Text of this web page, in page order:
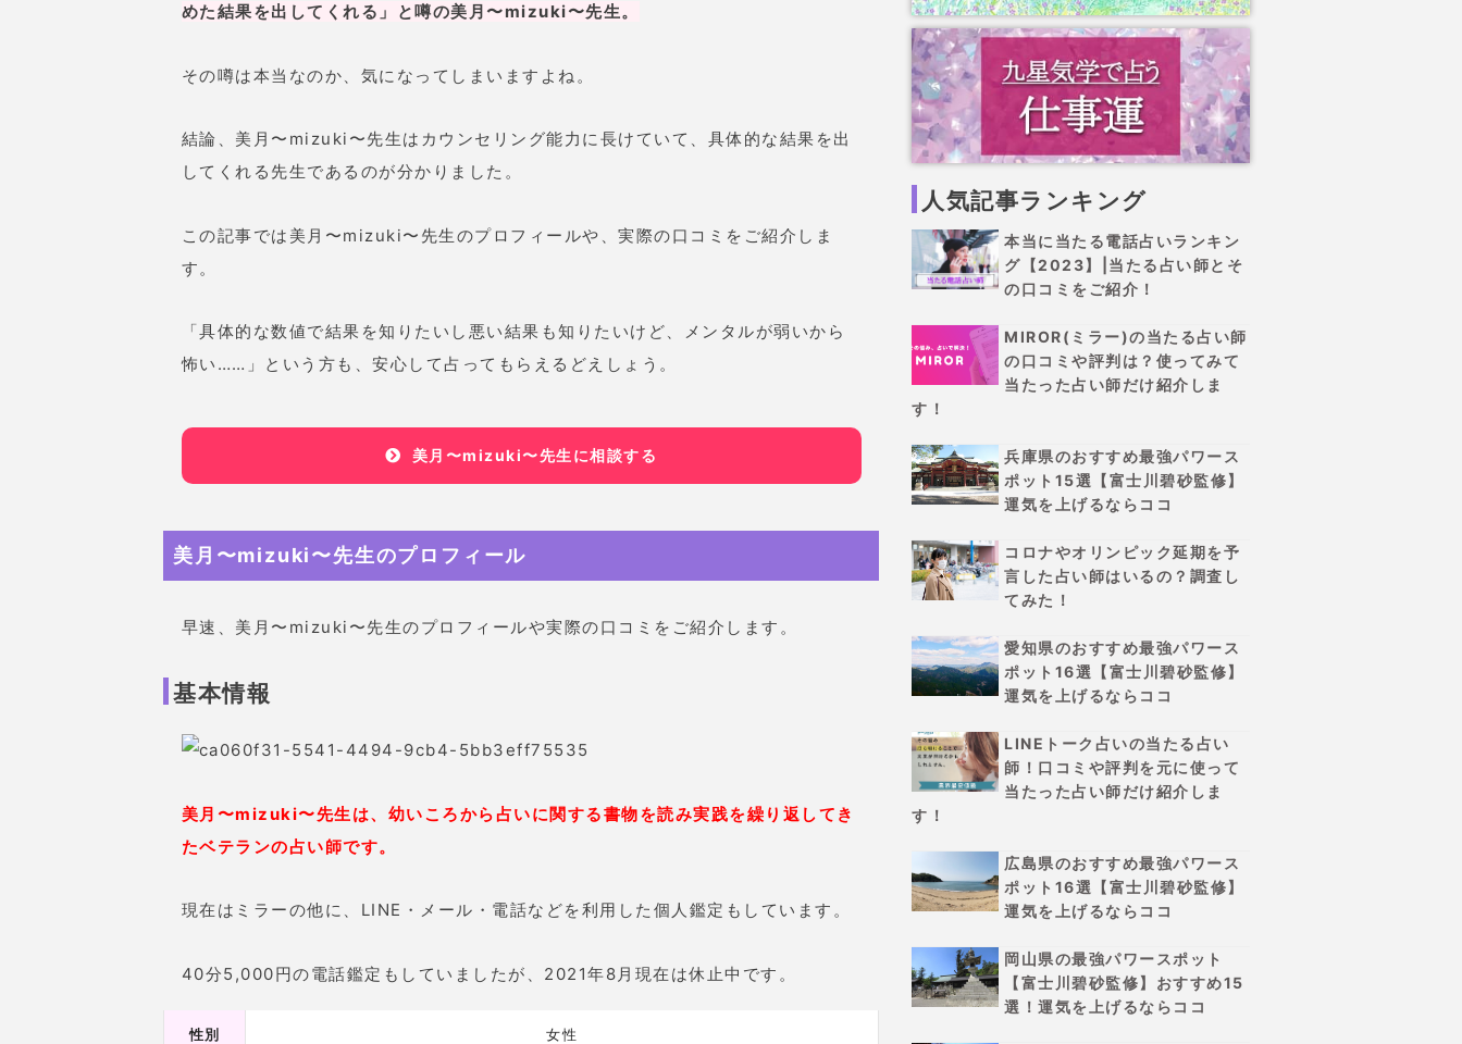
めた結果を出してくれる」と噂の美月〜mizuki〜先生。
その噂は本当なのか、気になってしまいますよね。
結論、美月〜mizuki〜先生はカウンセリング能力に長けていて、具体的な結果を出
してくれる先生であるのが分かりました。
この記事では美月〜mizuki〜先生のプロフィールや、実際の口コミをご紹介しま
す。
「具体的な数値で結果を知りたいし悪い結果も知りたいけど、メンタルが弱いから
怖い……」という方も、安心して占ってもらえるどえしょう。
美月〜mizuki〜先生に相談する
美月〜mizuki〜先生のプロフィール
早速、美月〜mizuki〜先生のプロフィールや実際の口コミをご紹介します。
基本情報
美月〜mizuki〜先生は、幼いころから占いに関する書物を読み実践を繰り返してき
たベテランの占い師です。
現在はミラーの他に、LINE・メール・電話などを利用した個人鑑定もしています。
40分5,000円の電話鑑定もしていましたが、2021年8月現在は休止中です。
性別 女性
人気記事ランキング
本当に当たる電話占いランキン
グ【2023】|当たる占い師とそ
の口コミをご紹介！
MIROR(ミラー)の当たる占い師
の口コミや評判は？使ってみて
当たった占い師だけ紹介しま
す！
兵庫県のおすすめ最強パワース
ポット15選【富士川碧砂監修】
運気を上げるならココ
コロナやオリンピック延期を予
言した占い師はいるの？調査し
てみた！
愛知県のおすすめ最強パワース
ポット16選【富士川碧砂監修】
運気を上げるならココ
LINEトーク占いの当たる占い
師！口コミや評判を元に使って
当たった占い師だけ紹介しま
す！
広島県のおすすめ最強パワース
ポット16選【富士川碧砂監修】
運気を上げるならココ
岡山県の最強パワースポット
【富士川碧砂監修】おすすめ15
選！運気を上げるならココ